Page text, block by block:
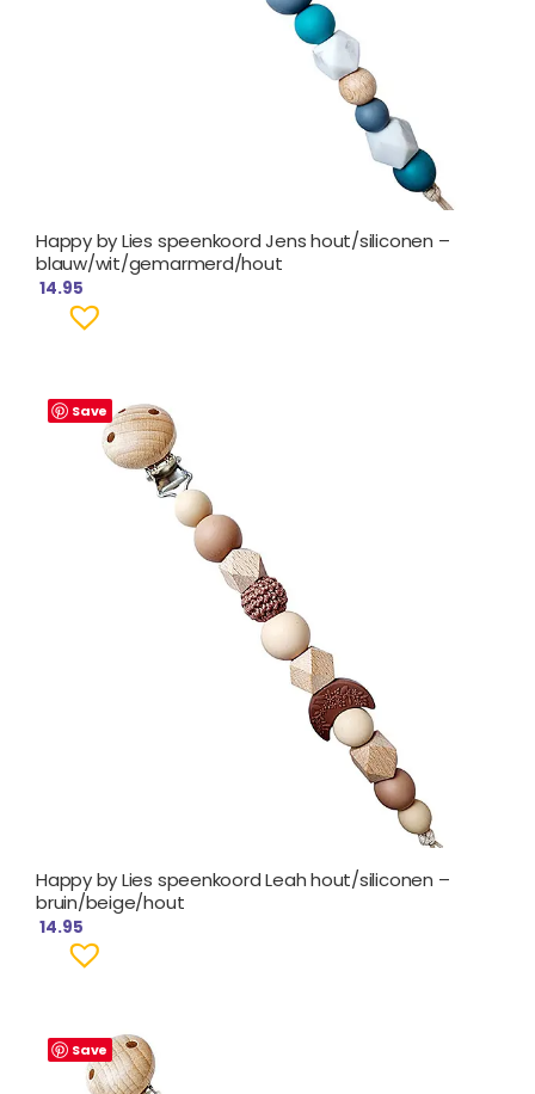
Happy by Lies speenkoord Jens hout/siliconen –
blauw/wit/gemarmerd/hout
14.95
Save
Happy by Lies speenkoord Leah hout/siliconen –
bruin/beige/hout
14.95
Save